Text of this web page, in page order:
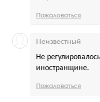
Пожаловаться
Не
иностранщине.
Неизвестный
Пожаловаться